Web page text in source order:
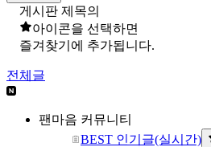
게시판 제목의
아이콘을 선택하면
즐겨찾기에 추가됩니다.
전체글
팬마음 커뮤니티
BEST 인기글(실시간)